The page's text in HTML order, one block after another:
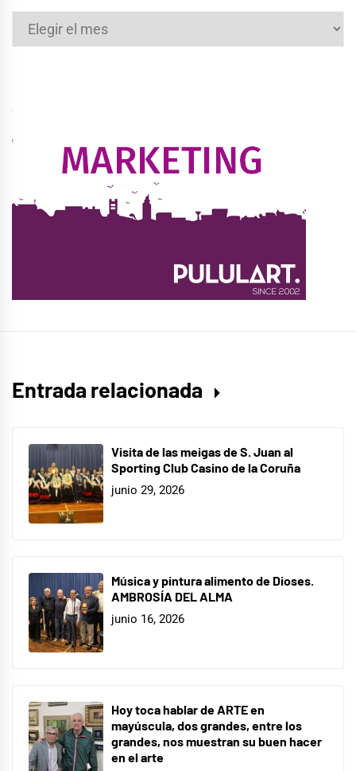
Archivos
Entrada relacionada
Visita de las meigas de S. Juan al
Sporting Club Casino de la Coruña
junio 29, 2026
Música y pintura alimento de Dioses.
AMBROSÍA DEL ALMA
junio 16, 2026
Hoy toca hablar de ARTE en
mayúscula, dos grandes, entre los
grandes, nos muestran su buen hacer
en el arte